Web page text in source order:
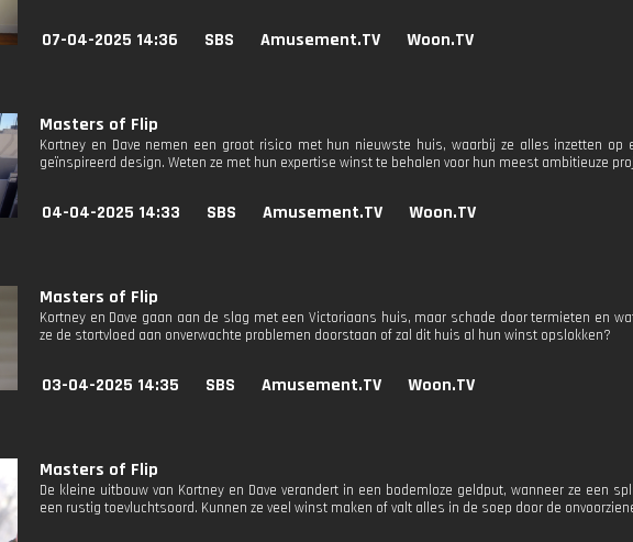
07-04-2025 14:36 SBS Amusement.TV Woon.TV
Masters of Flip
Kortney en Dave nemen een groot risico met hun nieuwste huis, waarbij ze alles inzetten op
geïnspireerd design. Weten ze met hun expertise winst te behalen voor hun meest ambitieuze
04-04-2025 14:33 SBS Amusement.TV Woon.TV
Masters of Flip
Kortney en Dave gaan aan de slag met een Victoriaans huis, maar schade door termieten en
ze de stortvloed aan onverwachte problemen doorstaan ​​of zal dit huis al hun winst opslokken?
03-04-2025 14:35 SBS Amusement.TV Woon.TV
Masters of Flip
De kleine uitbouw van Kortney en Dave verandert in een bodemloze geldput, wanneer ze een
een rustig toevluchtsoord. Kunnen ze veel winst maken of valt alles in de soep door de